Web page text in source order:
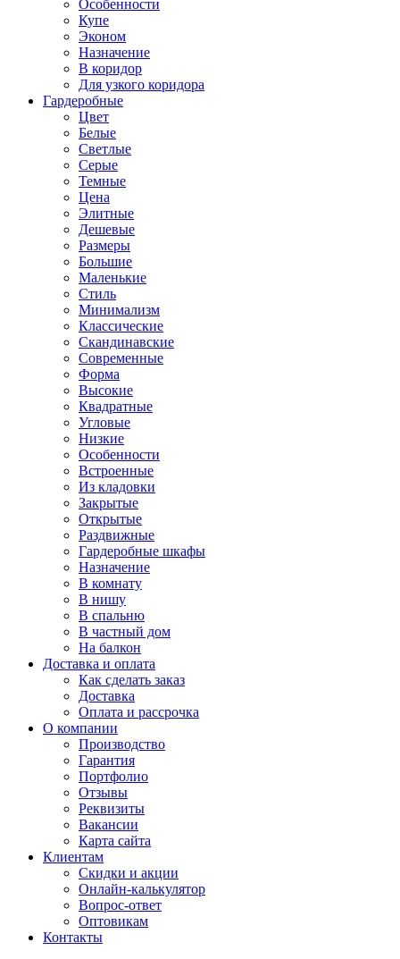
Особенности
Купе
Эконом
Назначение
В коридор
Для узкого коридора
Гардеробные
Цвет
Белые
Светлые
Серые
Темные
Цена
Элитные
Дешевые
Размеры
Большие
Маленькие
Стиль
Минимализм
Классические
Скандинавские
Современные
Форма
Высокие
Квадратные
Угловые
Низкие
Особенности
Встроенные
Из кладовки
Закрытые
Открытые
Раздвижные
Гардеробные шкафы
Назначение
В комнату
В нишу
В спальню
В частный дом
На балкон
Доставка и оплата
Как сделать заказ
Доставка
Оплата и рассрочка
О компании
Производство
Гарантия
Портфолио
Отзывы
Реквизиты
Вакансии
Карта сайта
Клиентам
Скидки и акции
Онлайн-калькулятор
Вопрос-ответ
Оптовикам
Контакты